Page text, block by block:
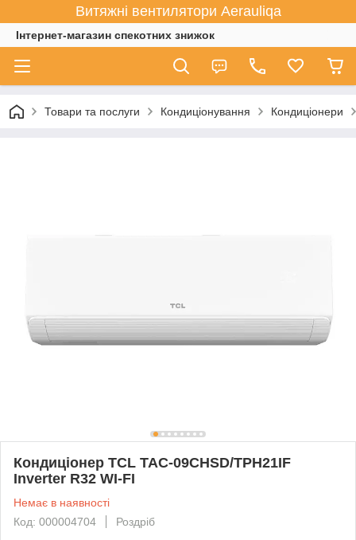
Витяжні вентилятори Aerauliqa
Інтернет-магазин спекотних знижок
Товари та послуги Кондиціонування Кондиціонери
Кондиціонер TCL TAC-09CHSD/TPH21IF
Inverter R32 WI-FI
Немає в наявності
Код: 000004704
Роздріб